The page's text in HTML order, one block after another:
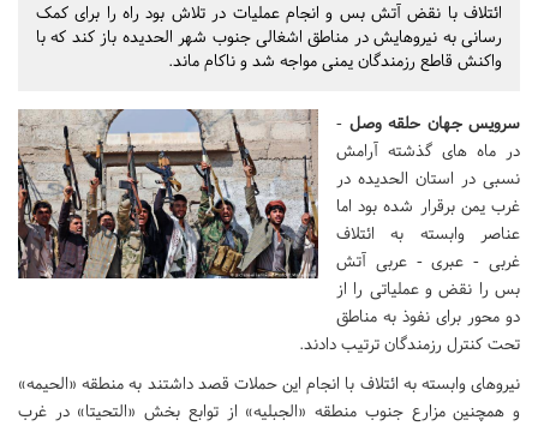
ائتلاف با نقض آتش بس و انجام عملیات در تلاش بود راه را برای کمک
رسانی به نیروهایش در مناطق اشغالی جنوب شهر الحدیده باز کند که با
واکنش قاطع رزمندگان یمنی مواجه شد و ناکام ماند.
سرویس جهان حلقه وصل -
در ماه های گذشته آرامش
نسبی در استان الحدیده در
غرب یمن برقرار شده بود اما
عناصر وابسته به ائتلاف
غربی - عبری - عربی آتش
بس را نقض و عملیاتی را از
دو محور برای نفوذ به مناطق
تحت کنترل رزمندگان ترتیب دادند.
نیروهای وابسته به ائتلاف با انجام این حملات قصد داشتند به منطقه «الحیمه»
و همچنین مزارع جنوب منطقه «الجبلیه» از توابع بخش «التحیتا» در غرب